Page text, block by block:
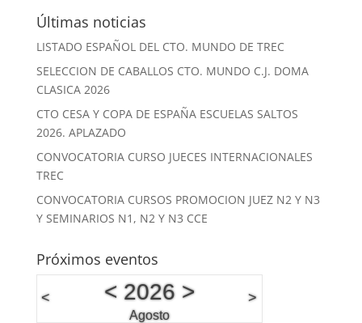
Últimas noticias
LISTADO ESPAÑOL DEL CTO. MUNDO DE TREC
SELECCION DE CABALLOS CTO. MUNDO C.J. DOMA
CLASICA 2026
CTO CESA Y COPA DE ESPAÑA ESCUELAS SALTOS
2026. APLAZADO
CONVOCATORIA CURSO JUECES INTERNACIONALES
TREC
CONVOCATORIA CURSOS PROMOCION JUEZ N2 Y N3
Y SEMINARIOS N1, N2 Y N3 CCE
Próximos eventos
< < 2026>
Agosto
>